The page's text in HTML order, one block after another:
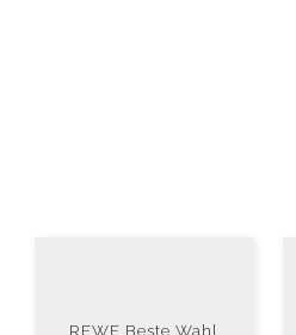
REWE Beste Wahl